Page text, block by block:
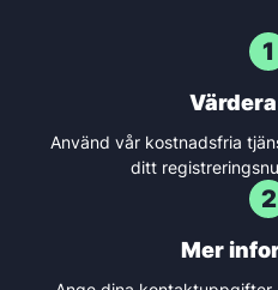
VÄRDERA DIN BIL
1
Använd vår kostnadsfria
ditt
2
Mer